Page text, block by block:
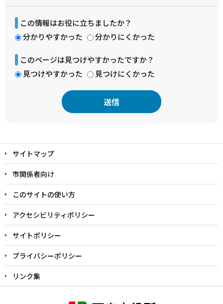
この情報はお役に立ちましたか？
分かりやすかった
分かりにくかった
このページは見つけやすかったですか？
見つけやすかった
見つけにくかった
文
こ
こ
ま
で
サイトマップ
市関係者向け
このサイトの使い方
アクセシビリティポリシー
サイトポリシー
プライバシーポリシー
リンク集